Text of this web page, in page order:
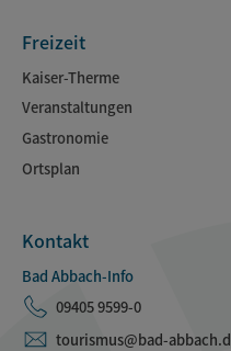
Freizeit
Kaiser-Therme
Veranstaltungen
Gastronomie
Ortsplan
Kontakt
Bad Abbach-Info
09405 9599-0
tourismus@bad-